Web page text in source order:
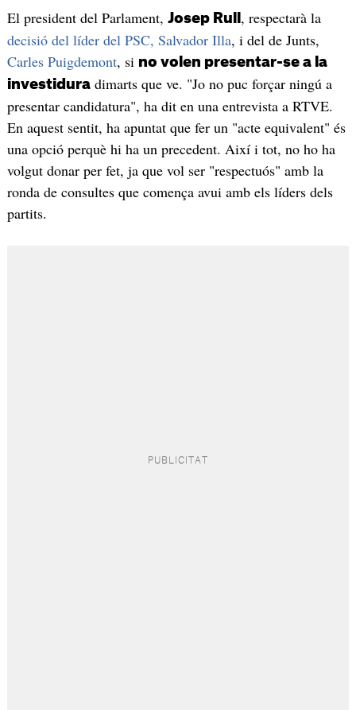
El president del Parlament, Josep Rull , respectarà la
decisió del líder del PSC, Salvador Illa, i del de Junts,
Carles Puigdemont, si no volen presentar-se a la
investiduradimarts que ve. "Jo no puc forçar ningú a
presentar candidatura", ha dit en una entrevista a RTVE.
En aquest sentit, ha apuntat que fer un "acte equivalent" és
una opció perquè hi ha un precedent. Així i tot, no ho ha
volgut donar per fet, ja que vol ser "respectuós" amb la
ronda de consultes que comença avui amb els líders dels
partits.